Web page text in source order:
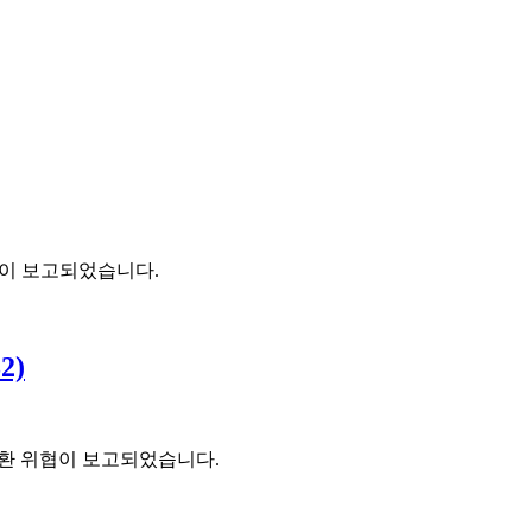
보고되었습니다.
위협이 보고되었습니다.